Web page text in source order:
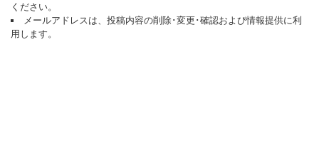
ください。
メールアドレスは、投稿内容の削除･変更･確認および情報提供に利
用します。